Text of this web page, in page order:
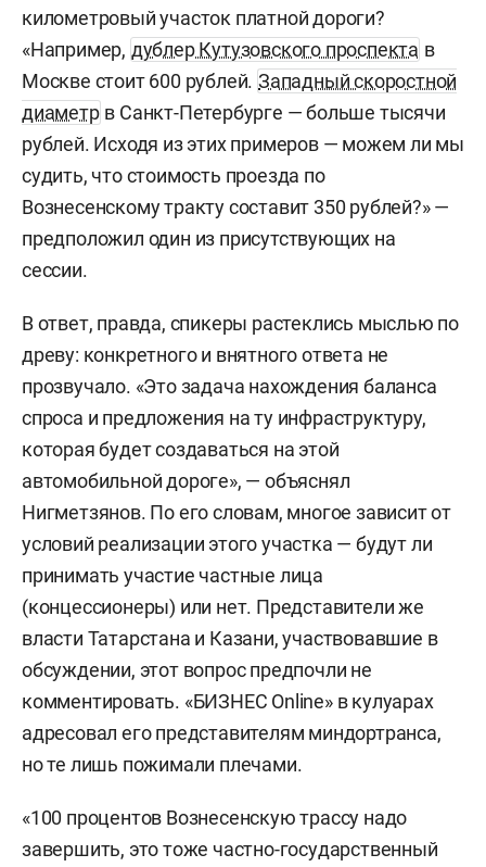
километровый участок платной дороги?
«Например, дублер Кутузовского проспекта в
Москве стоит 600 рублей. Западный скоростной
диаметр в Санкт-Петербурге — больше тысячи
рублей. Исходя из этих примеров — можем ли мы
судить, что стоимость проезда по
Вознесенскому тракту составит 350 рублей?» —
предположил один из присутствующих на
сессии.
В ответ, правда, спикеры растеклись мыслью по
древу: конкретного и внятного ответа не
прозвучало. «Это задача нахождения баланса
спроса и предложения на ту инфраструктуру,
которая будет создаваться на этой
автомобильной дороге», — объяснял
Нигметзянов. По его словам, многое зависит от
условий реализации этого участка — будут ли
принимать участие частные лица
(концессионеры) или нет. Представители же
власти Татарстана и Казани, участвовавшие в
обсуждении, этот вопрос предпочли не
комментировать. «БИЗНЕС Online» в кулуарах
адресовал его представителям миндортранса,
но те лишь пожимали плечами.
«100 процентов Вознесенскую трассу надо
завершить, это тоже частно-государственный